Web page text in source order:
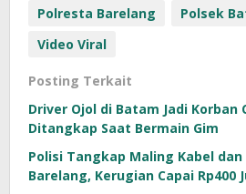
Polresta Barelang
Polsek
Video Viral
Posting Terkait
Driver Ojol di Batam Jadi Korban
Ditangkap Saat Bermain Gim
Polisi Tangkap Maling Kabel dan
Barelang, Kerugian Capai Rp400